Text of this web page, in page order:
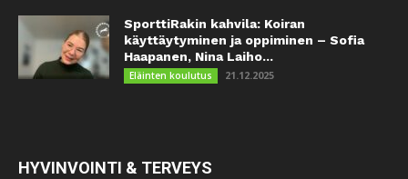
SporttiRakin kahvila: Koiran
käyttäytyminen ja oppiminen – Sofia
Haapanen, Nina Laiho...
Eläinten koulutus 21.12.2025
HYVINVOINTI & TERVEYS